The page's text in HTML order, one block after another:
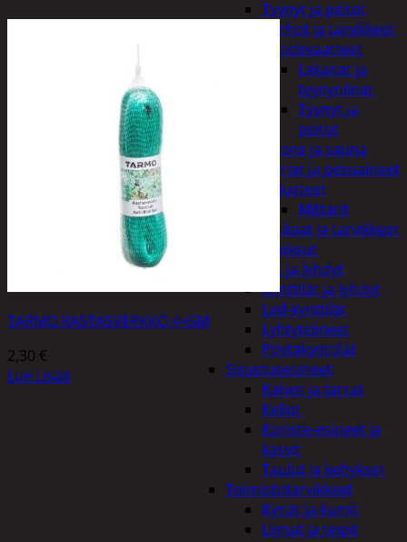
Tyynyt ja peitot
Verhot ja tarvikkeet
Vuodevaatteet
Lakanat ja
tyynynlinat
Tyynyt ja
peitot
Kylpyhuone ja sauna
Harjat ja pesuaineet
Kalusteet
Mittarit
Kiukaat ja tarvikkeet
Tuoksut
Kynttilät ja lyhdyt
Kynttilät ja lyhdyt
Led-kynttilät
Lyhtytelineet
Pöytäkynttilät
Sisustusesineet
Kalvot ja tarrat
Kellot
Koriste-esineet ja
kasvit
Taulut ja kehykset
Toimistotarvikkeet
Kynät ja kumit
Liimat ja teipit
TARMO RASTASVERKKO 4×5M
2,30 €
Lue Lisää